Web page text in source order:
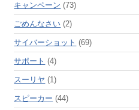
キャンペーン (73)
ごめんなさい (2)
サイバーショット (69)
サポート (4)
スーリヤ (1)
スピーカー (44)